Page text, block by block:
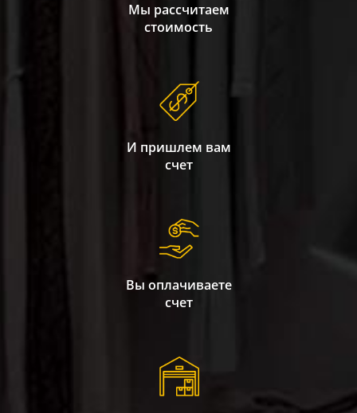
Мы рассчитаем
стоимость
И пришлем вам
счет
Вы оплачиваете
счет